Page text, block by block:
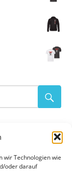
wir Technologien wie
oder darauf